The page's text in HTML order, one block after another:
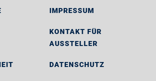
IMPRESSUM
KONTAKT FÜR
AUSSTELLER
DATENSCHUTZ